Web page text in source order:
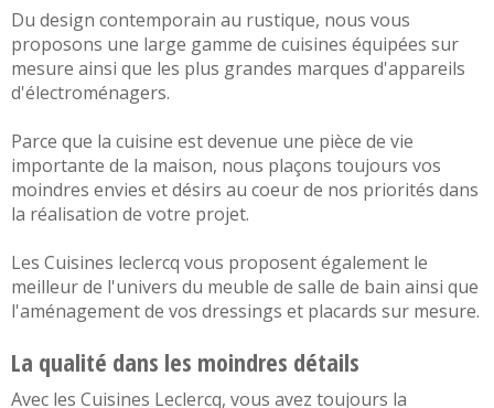
Du design contemporain au rustique, nous vous
proposons une large gamme de cuisines équipées sur
mesure ainsi que les plus grandes marques d'appareils
d'électroménagers.
Parce que la cuisine est devenue une pièce de vie
importante de la maison, nous plaçons toujours vos
moindres envies et désirs au coeur de nos priorités dans
la réalisation de votre projet.
Les Cuisines leclercq vous proposent également le
meilleur de l'univers du meuble de salle de bain ainsi que
l'aménagement de vos dressings et placards sur mesure.
La qualité dans les moindres détails
Avec les Cuisines Leclercq, vous avez toujours la